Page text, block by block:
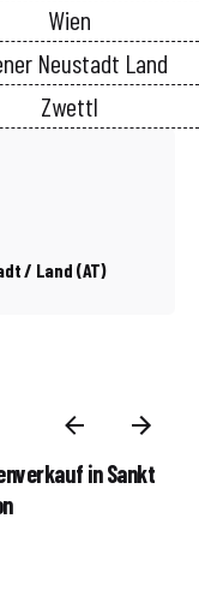
Wien
Neustadt Land
Zwettl
/ Land (AT)
in Sankt